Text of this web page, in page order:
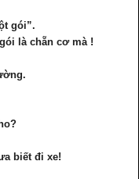
gói”.
là chẵn cơ mà !
biết đi xe!